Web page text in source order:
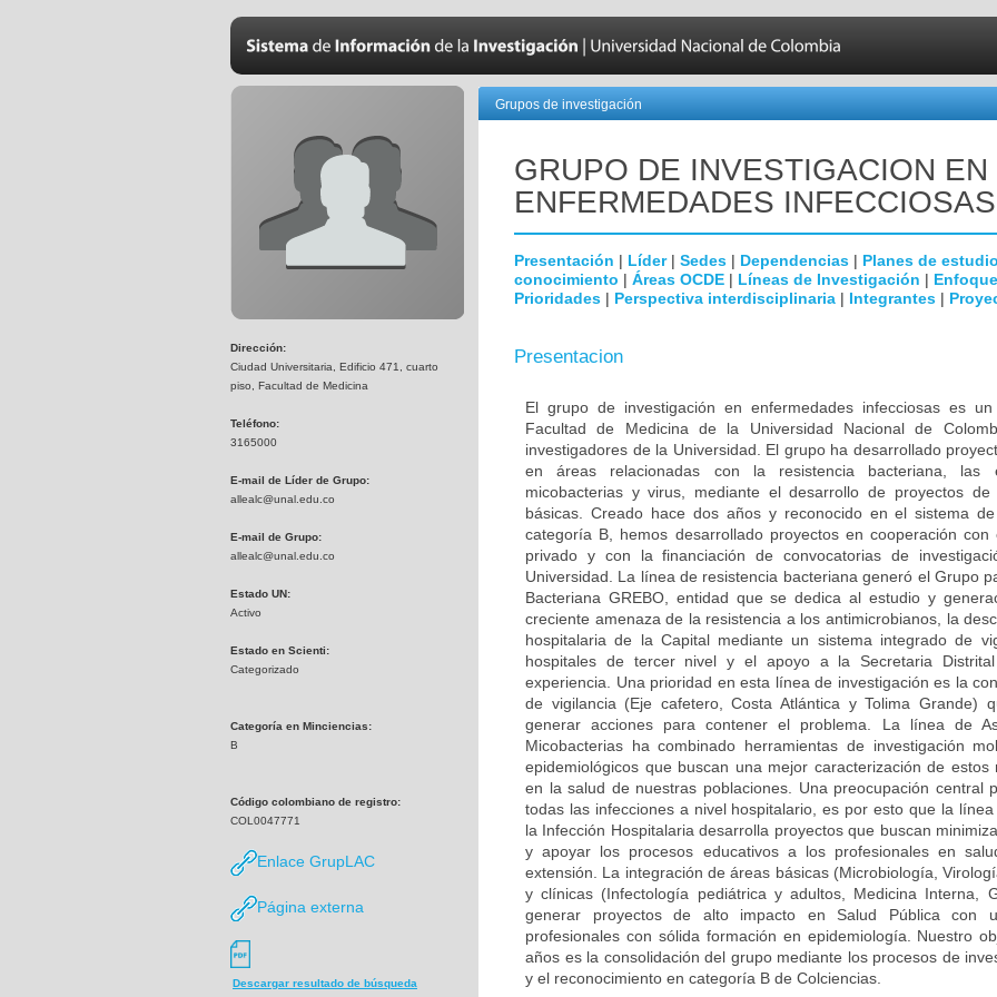
Dirección:
Ciudad Universitaria, Edificio 471, cuarto
piso, Facultad de Medicina
Teléfono:
3165000
E-mail de Líder de Grupo:
allealc@unal.edu.co
E-mail de Grupo:
allealc@unal.edu.co
Estado UN:
Activo
Estado en Scienti:
Categorizado
Categoría en Minciencias:
B
Código colombiano de registro:
COL0047771
Enlace GrupLAC
Página externa
Descargar resultado de búsqueda
Grupos de investigación
GRUPO DE INVESTIGACION EN
ENFERMEDADES INFECCIOSAS
Presentación | Líder| Sedes | Dependencias | Planes de
conocimiento | Áreas OCDE | Líneas de Investigación |
Prioridades | Perspectiva interdisciplinaria | Integrantes |
Presentacion
El grupo de investigación en enfermedades infecciosas es
Facultad de Medicina de la Universidad Nacional de
investigadores de la Universidad. El grupo ha desarrollado
en áreas relacionadas con la resistencia bacteriana, las
micobacterias y virus, mediante el desarrollo de proyectos
básicas. Creado hace dos años y reconocido en el sistema
categoría B, hemos desarrollado proyectos en cooperación
privado y con la financiación de convocatorias de
Universidad. La línea de resistencia bacteriana generó el Grupo
Bacteriana GREBO, entidad que se dedica al estudio y
creciente amenaza de la resistencia a los antimicrobianos, la
hospitalaria de la Capital mediante un sistema integrado de
hospitales de tercer nivel y el apoyo a la Secretaria
experiencia. Una prioridad en esta línea de investigación es la
de vigilancia (Eje cafetero, Costa Atlántica y Tolima Grande)
generar acciones para contener el problema. La línea de
Micobacterias ha combinado herramientas de investigación
epidemiológicos que buscan una mejor caracterización de
en la salud de nuestras poblaciones. Una preocupación central
todas las infecciones a nivel hospitalario, es por esto que la
la Infección Hospitalaria desarrolla proyectos que buscan
y apoyar los procesos educativos a los profesionales en
extensión. La integración de áreas básicas (Microbiología,
y clínicas (Infectología pediátrica y adultos, Medicina Interna,
generar proyectos de alto impacto en Salud Pública con
profesionales con sólida formación en epidemiología. Nuestro
años es la consolidación del grupo mediante los procesos de
y el reconocimiento en categoría B de Colciencias.